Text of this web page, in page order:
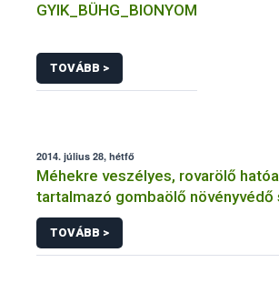
GYIK_BÜHG_BIONYOM
TOVÁBB >
2014. július 28, hétfő
Méhekre veszélyes, rovarölő
tartalmazó gombaölő növényvédő
forgalomból a NÉBIH
TOVÁBB >